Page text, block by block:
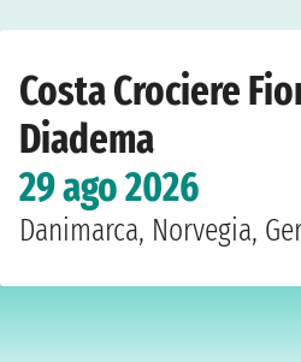
Costa Crociere
Diadema
29 ago 2026
Danimarca, Norvegia,